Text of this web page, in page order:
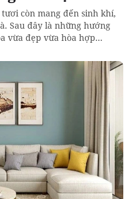
còn mang đến sinh khí,
Sau đây là những hướng
vừa đẹp vừa hòa hợp...